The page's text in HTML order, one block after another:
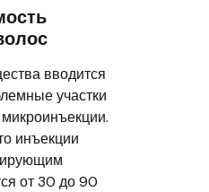
вводится
участки
инъекции
от 30 до 90